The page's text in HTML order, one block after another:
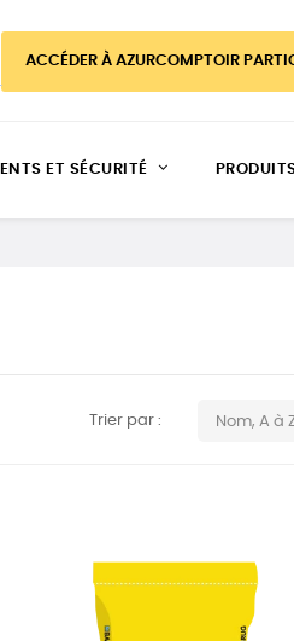
ACCÉDER À AZURCOMPTOIR
ET SÉCURITÉ
Trier par : Nom, A à